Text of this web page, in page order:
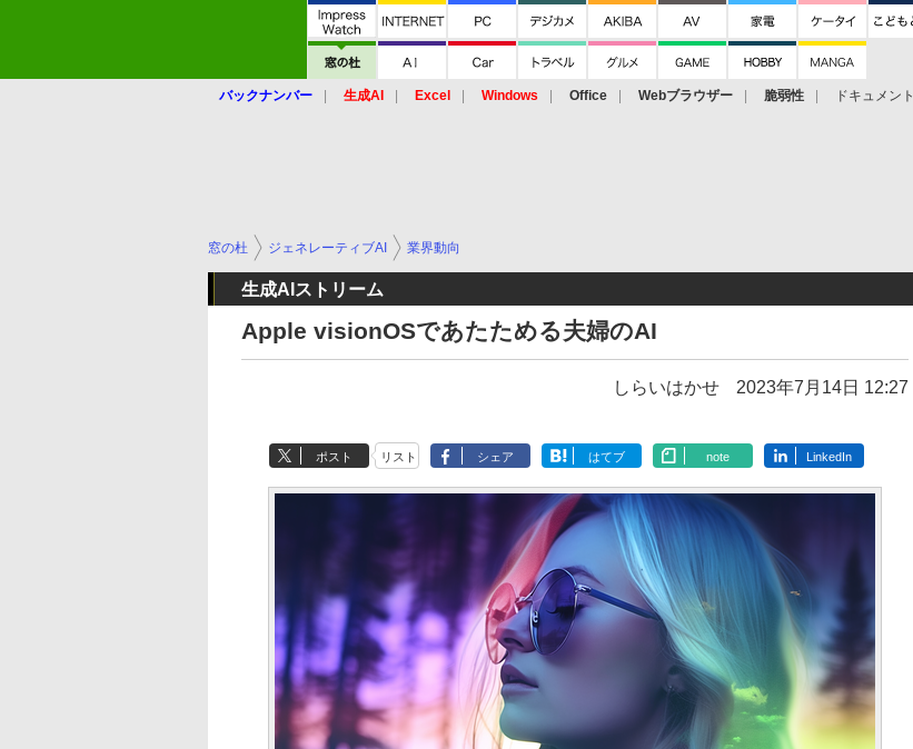
バックナンバー 生成AI Excel Windows Office Webブラウザー 脆弱性 ドキュメント
窓の杜 ジェネレーティブAI 業界動向
生成AIストリーム
Apple visionOSであたためる夫婦のAI
しらいはかせ 2023年7月14日 12:27
ポスト リスト シェア はてブ note LinkedIn